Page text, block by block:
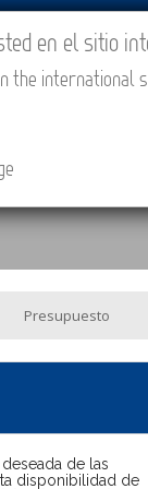
MÁS
Presupuesto
de las
disponibilidad de
en el sitio
the international